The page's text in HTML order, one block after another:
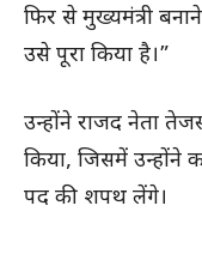
फिर से मुख्यमंत्री
उसे पूरा किया है।”
उन्होंने राजद नेता
किया, जिसमें उन्होंने
पद की शपथ लेंगे।